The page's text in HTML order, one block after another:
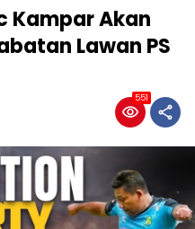
Kampar Akan
Lawan PS
551